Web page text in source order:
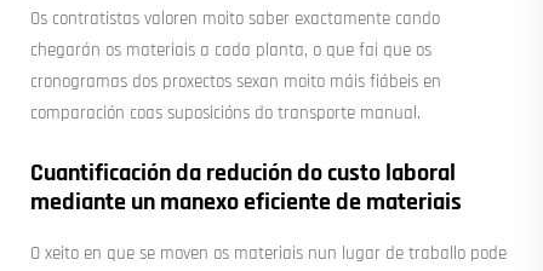
Os contratistas valoren moito saber exactamente cando
chegarán os materiais a cada planta, o que fai que os
cronogramas dos proxectos sexan moito máis fiábeis en
comparación coas suposicións do transporte manual.
Cuantificación da redución do custo laboral
mediante un manexo eficiente de materiais
O xeito en que se moven os materiais nun lugar de traballo pode